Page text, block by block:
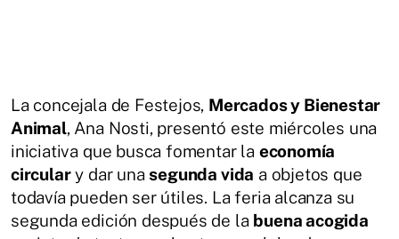
La concejala de Festejos, Mercados y Bienestar
Animal, Ana Nosti, presentó este miércoles una
iniciativa que busca fomentar la economía
circulary dar unasegunda vida a objetos que
todavía pueden ser útiles. La feria alcanza su
segunda edición después de la buena acogida